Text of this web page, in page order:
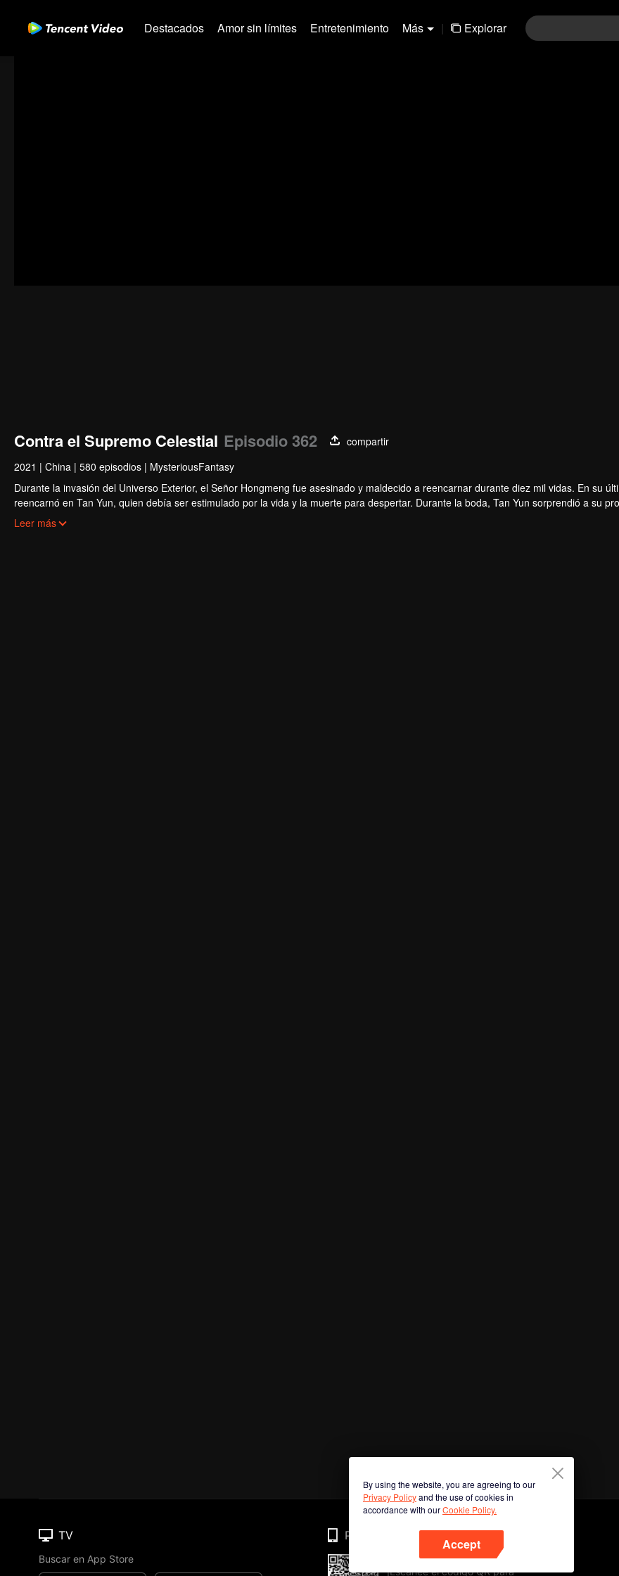
Destacados Amor sin límites Entretenimiento Más | Explorar
Contra el Supremo Celestial Episodio 362
compartir
2021 | China | 580 episodios | MysteriousFantasy
Durante la invasión del Universo Exterior, el Señor Hongmeng fue asesinado y maldecido a reencarnar durante diez mil vidas. En su
reencarnó en Tan Yun, quien debía ser estimulado por la vida y la muerte para despertar. Durante la boda, Tan Yun sorprendió a su
engañándolo y fue golpeado, lo que despertó el recuerdo del Hongmeng. Entonces, Tan Yun obtuvo un talento de nivel divino para
Leer más
By using the website, you are agreeing to our
Privacy Policyand the use of cookies in
accordance with ourCookie Policy.
Accept
TV
Buscar en App Store
Phone
¡Escanee el código QR para